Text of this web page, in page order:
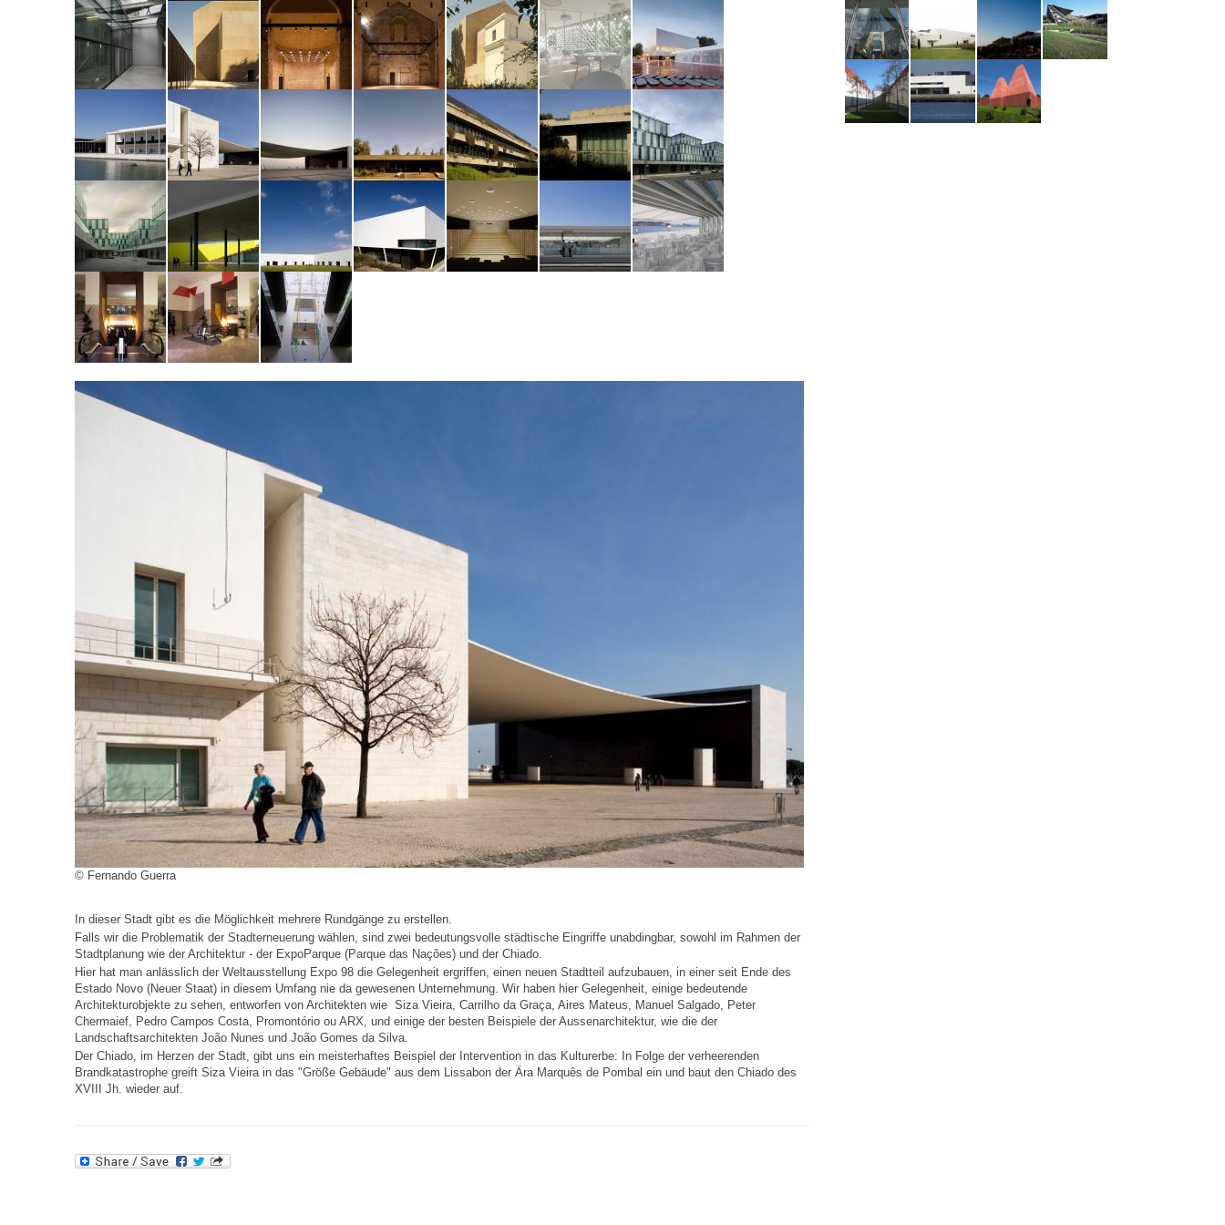
© Fernando Guerra
In dieser Stadt gibt es die Möglichkeit mehrere Rundgänge zu erstellen.
Falls wir die Problematik der Stadterneuerung wählen, sind zwei bedeutungsvolle städtische Eingriffe unabdingbar, sowohl im Rahmen der
Stadtplanung wie der Architektur - der ExpoParque (Parque das Nações) und der Chiado.
Hier hat man anlässlich der Weltausstellung Expo 98 die Gelegenheit ergriffen, einen neuen Stadtteil aufzubauen, in einer seit Ende des
Estado Novo (Neuer Staat) in diesem Umfang nie da gewesenen Unternehmung. Wir haben hier Gelegenheit, einige bedeutende
Architekturobjekte zu sehen, entworfen von Architekten wie Siza Vieira, Carrilho da Graça, Aires Mateus, Manuel Salgado, Peter
Chermaief, Pedro Campos Costa, Promontório ou ARX, und einige der besten Beispiele der Aussenarchitektur, wie die der
Landschaftsarchitekten João Nunes und João Gomes da Silva.
Der Chiado, im Herzen der Stadt, gibt uns ein meisterhaftes Beispiel der Intervention in das Kulturerbe: In Folge der verheerenden
Brandkatastrophe greift Siza Vieira in das "Größe Gebäude" aus dem Lissabon der Ära Marquês de Pombal ein und baut den Chiado des
XVIII Jh. wieder auf.